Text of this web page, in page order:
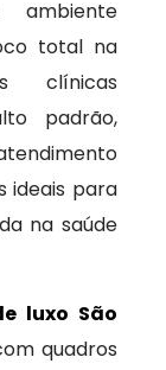
total na
clínicas
padrão,
ideais para
na saúde
luxo São
quadros